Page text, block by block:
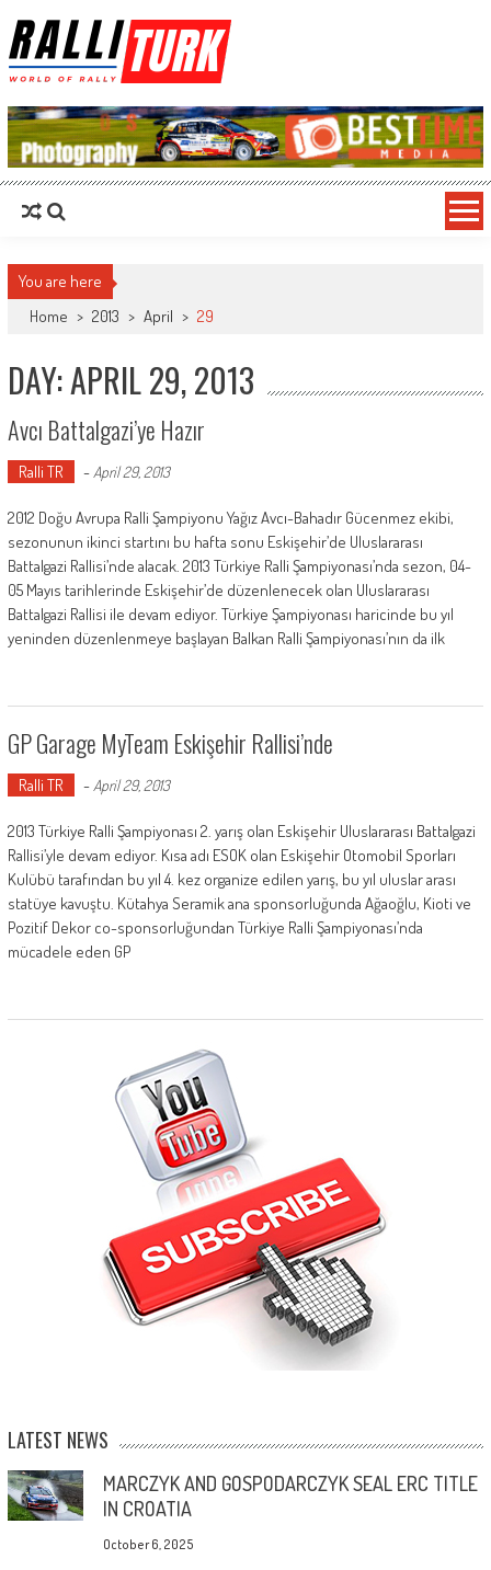
RalliTurk
You are here
Home > 2013 > April > 29
DAY: APRIL 29, 2013
Avcı Battalgazi’ye Hazır
Ralli TR - April 29, 2013
2012 Doğu Avrupa Ralli Şampiyonu Yağız Avcı-Bahadır Gücenmez ekibi,
sezonunun ikinci startını bu hafta sonu Eskişehir’de Uluslararası
Battalgazi Rallisi’nde alacak. 2013 Türkiye Ralli Şampiyonası’nda sezon, 04-
05 Mayıs tarihlerinde Eskişehir’de düzenlenecek olan Uluslararası
Battalgazi Rallisi ile devam ediyor. Türkiye Şampiyonası haricinde bu yıl
yeninden düzenlenmeye başlayan Balkan Ralli Şampiyonası’nın da ilk
GP Garage MyTeam Eskişehir Rallisi’nde
Ralli TR - April 29, 2013
2013 Türkiye Ralli Şampiyonası 2. yarış olan Eskişehir Uluslararası Battalgazi
Rallisi’yle devam ediyor. Kısa adı ESOK olan Eskişehir Otomobil Sporları
Kulübü tarafından bu yıl 4. kez organize edilen yarış, bu yıl uluslar arası
statüye kavuştu. Kütahya Seramik ana sponsorluğunda Ağaoğlu, Kioti ve
Pozitif Dekor co-sponsorluğundan Türkiye Ralli Şampiyonası’nda
mücadele eden GP
LATEST NEWS
MARCZYK AND GOSPODARCZYK SEAL ERC TITLE
IN CROATIA
October 6, 2025